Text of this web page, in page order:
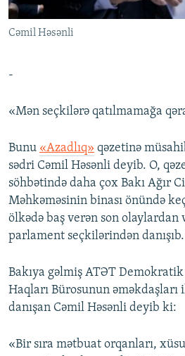
İZ - MƏDƏNIYYƏT PROQRAMI
MATERIALLARIMIZDAN ISTIFADƏ
AZADLIQRADIOSU MOBIL
RFE/RL-in bütün saytları
Cəmil Həsənli
-
«Mən seçkilərə qatılmamağa
Bunu «Azadlıq» qəzetinə
sədri Cəmil Həsənli deyib. O,
söhbətində daha çox Bakı Ağır
Məhkəməsinin binası önündə
ölkədə baş verən son olaylardan
parlament seçkilərindən danışıb.
Bakıya gəlmiş ATƏT
Haqları Bürosunun əməkdaşları
danışan Cəmil Həsənli deyib ki:
«Bir sıra mətbuat orqanları,